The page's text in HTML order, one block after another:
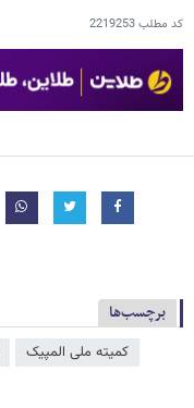
کد مطلب2219253
برچسب‌ها
کمیته ملی المپیک